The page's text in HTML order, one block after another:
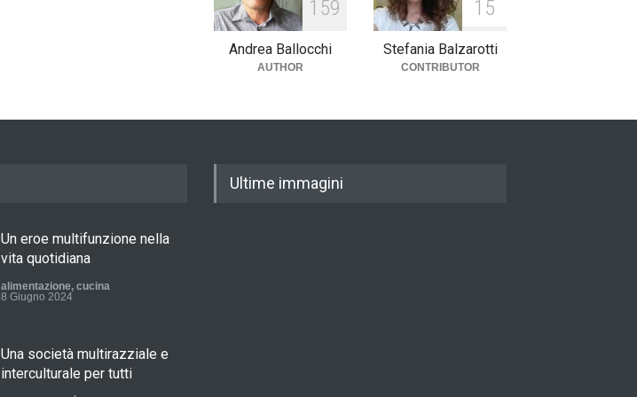
1 59
Andrea Ballocchi
AUTHOR
1 5
Stefania Balzarotti
CONTRIBUTOR
Un eroe multifunzione nella
vita quotidiana
alimentazione, cucina
8 Giugno 2024
Una società multirazziale e
interculturale per tutti
Ultime immagini